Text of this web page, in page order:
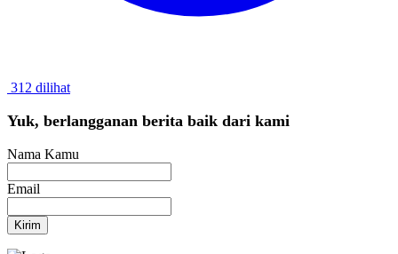
312 dilihat
Yuk, berlangganan berita baik dari kami
Nama Kamu
Email
Kirim